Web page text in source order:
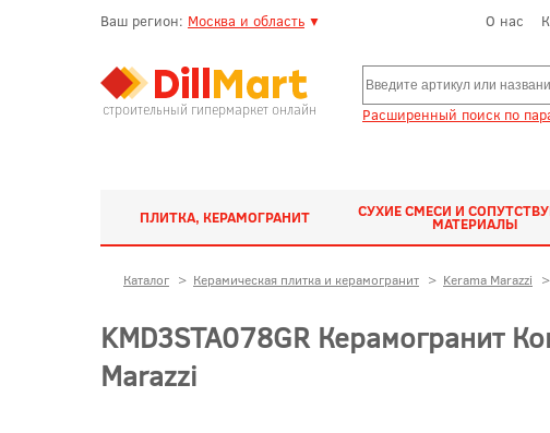
Ваш регион: Москва и область ▼ О нас
строительный гипермаркет онлайн Расширенный поиск по
ПЛИТКА, КЕРАМОГРАНИТ СУХИЕ СМЕСИ И
МАТЕРИАЛЫ
Каталог > Керамическая плитка и керамогранит > Kerama Marazzi >
KMD3STA078GR Керамогранит
Marazzi